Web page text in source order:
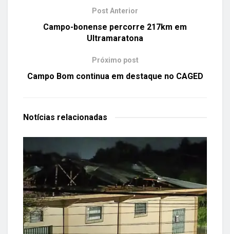
Post Anterior
Campo-bonense percorre 217km em
Ultramaratona
Próximo post
Campo Bom continua em destaque no CAGED
Notícias relacionadas